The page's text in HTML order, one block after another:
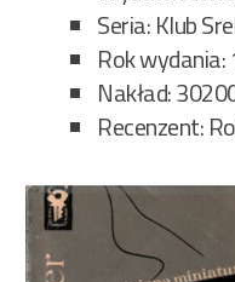
Seria: Klub
Rok wydania:
Nakład:
Recenzent: